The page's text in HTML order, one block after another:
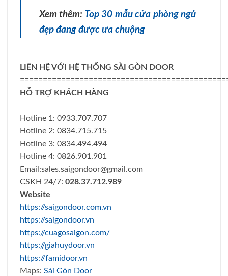
Xem thêm: Top 30 mẫu cửa phòng ngủ
đẹp đang được ưa chuộng
LIÊN HỆ VỚI HỆ THỐNG SÀI GÒN DOOR
HỖ TRỢ KHÁCH HÀNG
Hotline 1: 0933.707.707
Hotline 2: 0834.715.715
Hotline 3: 0834.494.494
Hotline 4: 0826.901.901
Email:sales.saigondoor@gmail.com
CSKH 24/7: 028.37.712.989
Website
https://saigondoor.com.vn
https://saigondoor.vn
https://cuagosaigon.com/
https://giahuydoor.vn
https://famidoor.vn
Maps: Sài Gòn Door